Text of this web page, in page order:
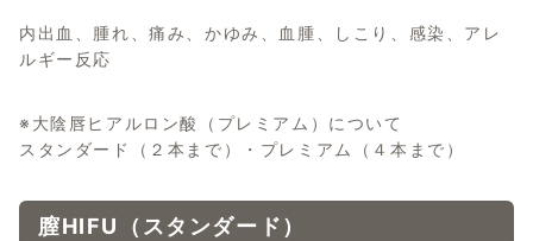
内出血、腫れ、痛み、かゆみ、血腫、しこり、感染、アレ
ルギー反応
※大陰唇ヒアルロン酸（プレミアム）について
スタンダード（２本まで）・プレミアム（４本まで）
膣HIFU（スタンダード）